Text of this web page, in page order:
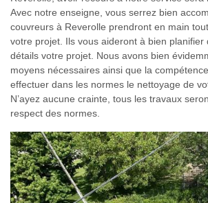
Avec notre enseigne, vous serrez bien
couvreurs à Reverolle prendront en main
votre projet. Ils vous aideront à bien planifier
détails votre projet. Nous avons bien
moyens nécessaires ainsi que la
effectuer dans les normes le nettoyage de
N’ayez aucune crainte, tous les travaux
respect des normes.